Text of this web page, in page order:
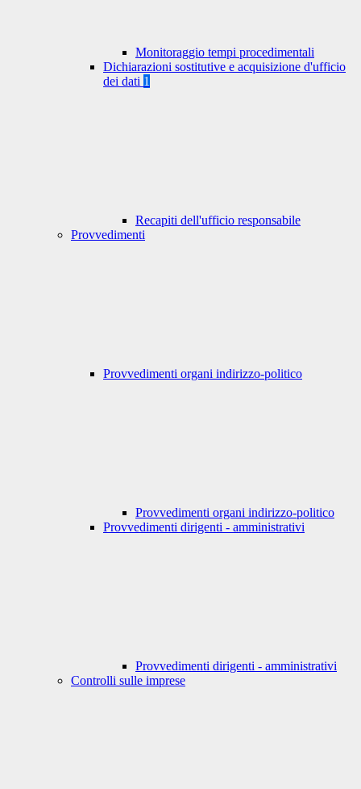
Monitoraggio tempi procedimentali
Dichiarazioni sostitutive e acquisizione d'ufficio
dei dati 1
Recapiti dell'ufficio responsabile
Provvedimenti
Provvedimenti organi indirizzo-politico
Provvedimenti organi indirizzo-politico
Provvedimenti dirigenti - amministrativi
Provvedimenti dirigenti - amministrativi
Controlli sulle imprese